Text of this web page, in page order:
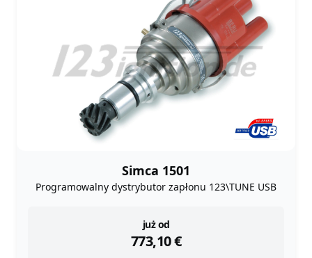
Simca 1501
Programowalny dystrybutor zapłonu 123\TUNE USB
już od
773,10€
instock